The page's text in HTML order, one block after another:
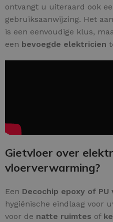
ontvangt u uiteraard ook
gebruiksaanwijzing. Het
is een eenvoudige klus,
een bevoegde elektricien
Gietvloer over
vloerverwarming?
Een Decochip epoxy of PU
hygiënische eindlaag voor
voor de natte ruimtes of